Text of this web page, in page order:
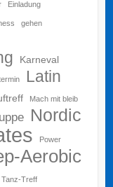
Einladung
gehen
Karneval
Latin
Mach mit bleib
Nordic
Power
Aerobic
Tanz-Treff